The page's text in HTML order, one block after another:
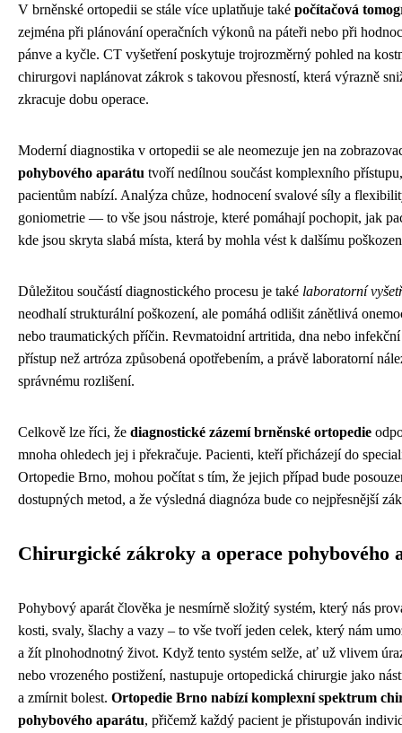
V brněnské ortopedii se stále více uplatňuje také počítačová
zejména při plánování operačních výkonů na páteři nebo při
pánve a kyčle. CT vyšetření poskytuje trojrozměrný pohled na
chirurgovi naplánovat zákrok s takovou přesností, která výrazně
zkracuje dobu operace.
Moderní diagnostika v ortopedii se ale neomezuje jen na
pohybového aparátu tvoří nedílnou součást komplexního
pacientům nabízí. Analýza chůze, hodnocení svalové síly a
goniometrie — to vše jsou nástroje, které pomáhají pochopit, jak
kde jsou skryta slabá místa, která by mohla vést k dalšímu
Důležitou součástí diagnostického procesu je také laboratorní
neodhalí strukturální poškození, ale pomáhá odlišit zánětlivá
nebo traumatických příčin. Revmatoidní artritida, dna nebo
přístup než artróza způsobená opotřebením, a právě laboratorní
správnému rozlišení.
Celkově lze říci, že diagnostické zázemí brněnské ortopedie
mnoha ohledech jej i překračuje. Pacienti, kteří přicházejí do
Ortopedie Brno, mohou počítat s tím, že jejich případ bude
dostupných metod, a že výsledná diagnóza bude co nejpřesnější
Chirurgické zákroky a operace pohybového
Pohybový aparát člověka je nesmírně složitý systém, který nás
kosti, svaly, šlachy a vazy – to vše tvoří jeden celek, který nám
a žít plnohodnotný život. Když tento systém selže, ať už vlivem
nebo vrozeného postižení, nastupuje ortopedická chirurgie jako
a zmírnit bolest. Ortopedie Brno nabízí komplexní spektrum
pohybového aparátu, přičemž každý pacient je přistupován